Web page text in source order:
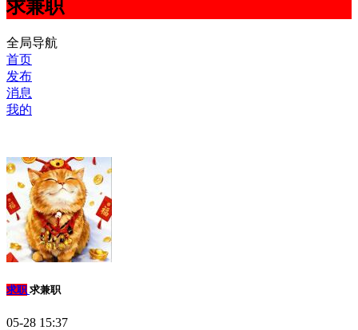
求兼职
全局导航
首页
发布
消息
我的
求职 求兼职
05-28 15:37